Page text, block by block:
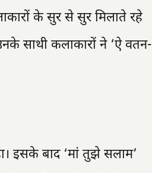
के सुर से सुर मिलाते रहे
साथी कलाकारों ने ‘ऐ वतन-
इसके बाद ‘मां तुझे सलाम’